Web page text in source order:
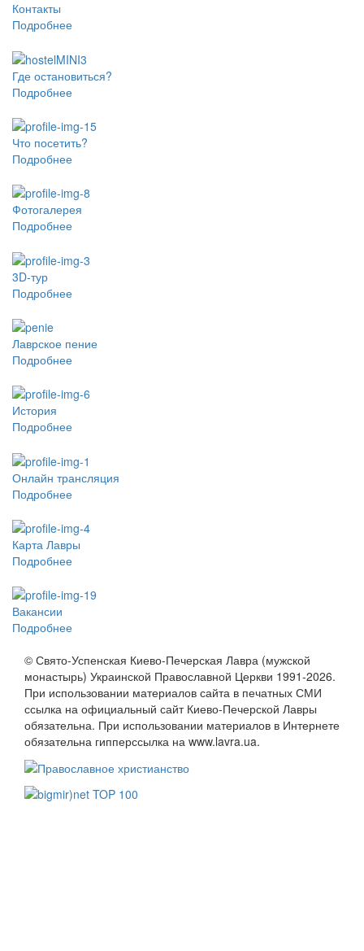
Контакты
Подробнее
Где остановиться?
Подробнее
Что посетить?
Подробнее
Фотогалерея
Подробнее
3D-тур
Подробнее
Лаврское пение
Подробнее
История
Подробнее
Онлайн трансляция
Подробнее
Карта Лавры
Подробнее
Вакансии
Подробнее
© Свято-Успенская Киево-Печерская Лавра (мужской
монастырь) Украинской Православной Церкви 1991-2026.
При использовании материалов сайта в печатных СМИ
ссылка на официальный сайт Киево-Печерской Лавры
обязательна. При использовании материалов в Интернете
обязательна гипперссылка на www.lavra.ua.